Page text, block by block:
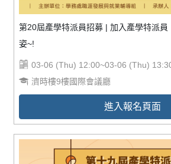
第20屆產學特派員招募 | 加入產學特派員
姿~!
03-06 (Thu) 12:00~03-06 (Thu)
濟時樓9樓國際會議廳
進入報名頁面